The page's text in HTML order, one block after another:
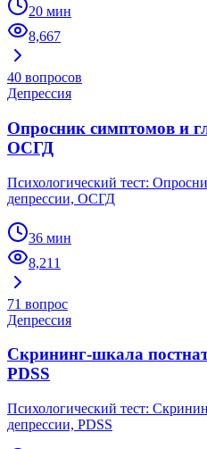
20 мин
8,667
40 вопросов
Депрессия
Опросник симптомов и
ОСГД
Психологический тест:
депрессии, ОСГД
36 мин
8,211
71 вопрос
Депрессия
Скрининг-шкала
PDSS
Психологический тест:
депрессии, PDSS